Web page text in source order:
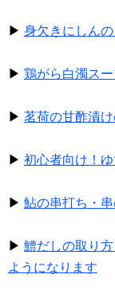
▶ 身欠きにしん
▶ 鶏がら白濁ス
▶ 茗荷の甘酢漬
▶ 初心者向け！
▶ 鮎の串打ち・
▶ 鱧だしの取り
ようになります